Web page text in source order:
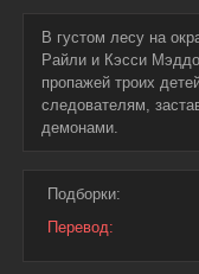
В густом лесу на
Райли и Кэсси
пропажей троих
следователям,
демонами.
Подборки:
Перевод: